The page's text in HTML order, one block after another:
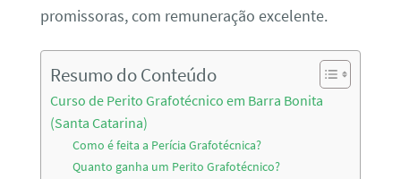
promissoras, com remuneração excelente.
Resumo do Conteúdo
Curso de Perito Grafotécnico em Barra Bonita
(Santa Catarina)
Como é feita a Perícia Grafotécnica?
Quanto ganha um Perito Grafotécnico?